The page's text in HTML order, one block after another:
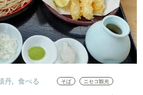
丹 食べる そば ニセコ観光